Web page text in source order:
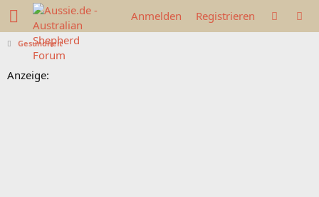
Anmelden Registrieren
Gesundheit
Anzeige: